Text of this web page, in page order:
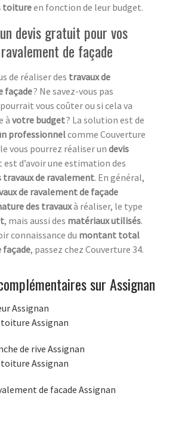
toitureen fonction de leur budget.
devis gratuit pour vos
de façade
de réaliser des travaux de
façade? Ne savez-vous pas
vous coûter ou si cela va
àvotre budget? La solution est de
professionnelcomme Couverture
vous pourrez réaliser un devis
est d’avoir une estimation des
de ravalement. En général,
de ravalement de façade
des travauxà réaliser, le type
, mais aussi des matériaux utilisés.
connaissance du montant total
façade, passez chez Couverture 34.
sur Assignan
Assignan
Assignan
de rive Assignan
Assignan
de facade Assignan